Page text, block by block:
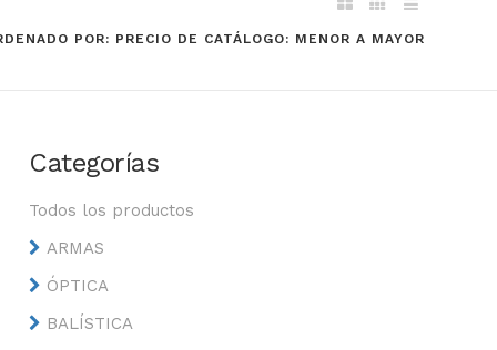
POR: PRECIO DE CATÁLOGO: MENOR A MAYOR
Categorías
Todos los productos
ARMAS
ÓPTICA
BALÍSTICA